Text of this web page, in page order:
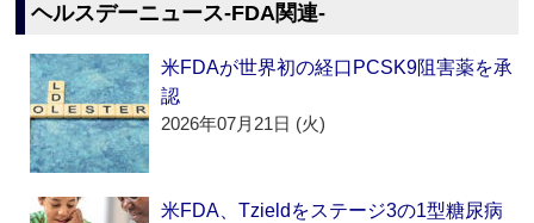
ヘルスデーニュース‐FDA関連‐
米FDAが世界初の経口PCSK9阻害薬を承
認
2026年07月21日 (火)
米FDA、Tzieldをステージ3の1型糖尿病